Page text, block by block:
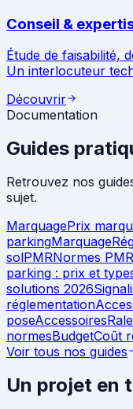
Conseil &
Étude de faisabilité,
Un interlocuteur
Découvrir
Documentation
Guides
Retrouvez nos
sujet.
MarquagePrix
parkingMarquage
solPMRNormes
parking : prix et
solutions 2026
réglementation
poseAccessoires
normesBudgetCoût
Voir tous nos guides
Un projet en